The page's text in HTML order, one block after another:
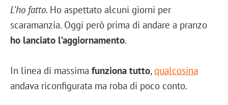
L’ho fatto. Ho aspettato alcuni giorni per
scaramanzia. Oggi però prima di andare a pranzo
ho lanciato l’aggiornamento.
In linea di massima funziona tutto, qualcosina
andava riconfigurata ma roba di poco conto.